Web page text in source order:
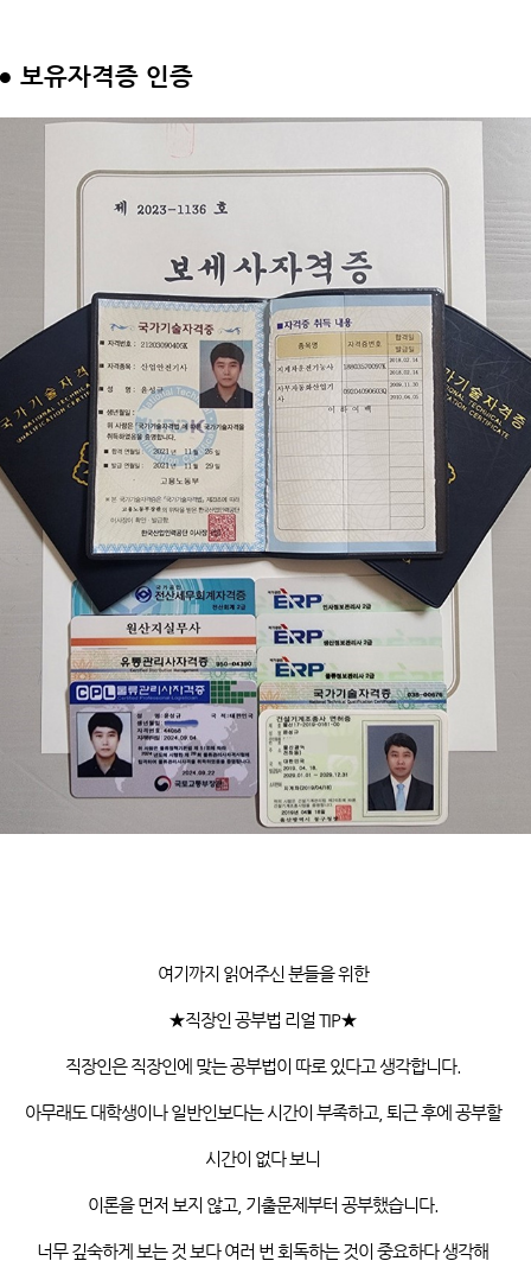
보유자격증 인증
여기까지 읽어주신 분들을 위한
★직장인 공부법 리얼 TIP★
직장인은 직장인에 맞는 공부법이 따로 있다고 생각합니다.
아무래도 대학생이나 일반인보다는 시간이 부족하고 퇴근 후에 공부할
시간이 없다 보니
이론을 먼저 보지 않고 기출문제부터 공부했습니다.
너무 깊숙하게 보는 것 보다 여러 번 회독하는 것이 중요하다 생각해